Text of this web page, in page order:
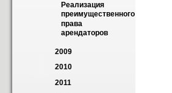
Реализация
преимущественного
права
арендаторов
2009
2010
2011